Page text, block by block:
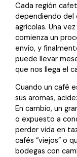
Cada región
dependiendo
agrícolas. Una
comienza un
envío, y
puede llevar
que nos llega el
Cuando un café
sus aromas,
En cambio, un
o expuesto a
perder vida en
cafés “viejos” o
bodegas con